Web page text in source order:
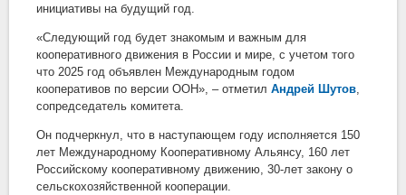
инициативы на будущий год.
«Следующий год будет знакомым и важным для
кооперативного движения в России и мире, с учетом того
что 2025 год объявлен Международным годом
кооперативов по версии ООН», – отметил Андрей Шутов,
сопредседатель комитета.
Он подчеркнул, что в наступающем году исполняется 150
лет Международному Кооперативному Альянсу, 160 лет
Российскому кооперативному движению, 30-лет закону о
сельскохозяйственной кооперации.